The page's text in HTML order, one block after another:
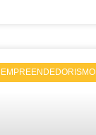
EMPREENDEDORISMO